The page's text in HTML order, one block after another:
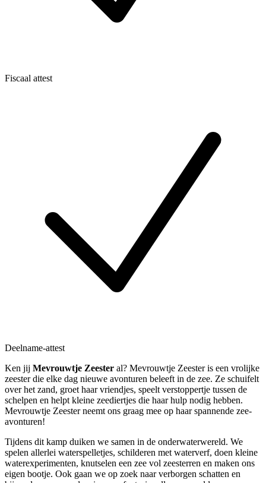
Fiscaal attest
Deelname-attest
Ken jij Mevrouwtje Zeester al? Mevrouwtje Zeester is een vrolijke
zeester die elke dag nieuwe avonturen beleeft in de zee. Ze schuifelt
over het zand, groet haar vriendjes, speelt verstoppertje tussen de
schelpen en helpt kleine zeediertjes die haar hulp nodig hebben.
Mevrouwtje Zeester neemt ons graag mee op haar spannende zee-
avonturen!
Tijdens dit kamp duiken we samen in de onderwaterwereld. We
spelen allerlei waterspelletjes, schilderen met waterverf, doen kleine
waterexperimenten, knutselen een zee vol zeesterren en maken ons
eigen bootje. Ook gaan we op zoek naar verborgen schatten en